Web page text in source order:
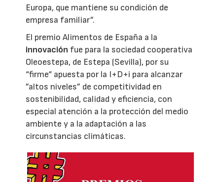
Europa, que mantiene su condición de
empresa familiar”.
El premio Alimentos de España a la
innovación fue para la sociedad cooperativa
Oleoestepa, de Estepa (Sevilla), por su
“firme“ apuesta por la I+D+i para alcanzar
”altos niveles” de competitividad en
sostenibilidad, calidad y eficiencia, con
especial atención a la protección del medio
ambiente y a la adaptación a las
circunstancias climáticas.